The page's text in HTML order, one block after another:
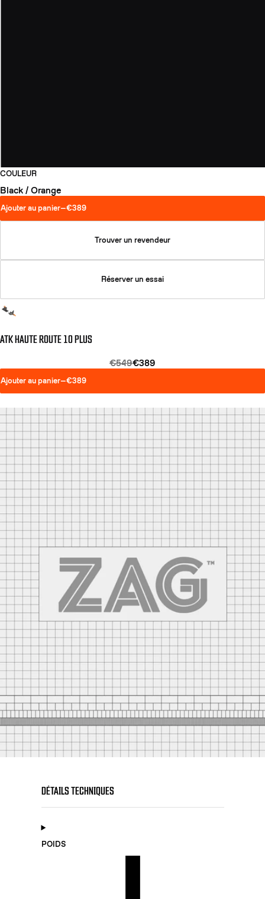
COULEUR
Black / Orange
Ajouter au panier—€389
Trouver un revendeur
Réserver un essai
ATK HAUTE ROUTE 10 PLUS
€549€389
Ajouter au panier—€389
DÉTAILS TECHNIQUES
POIDS